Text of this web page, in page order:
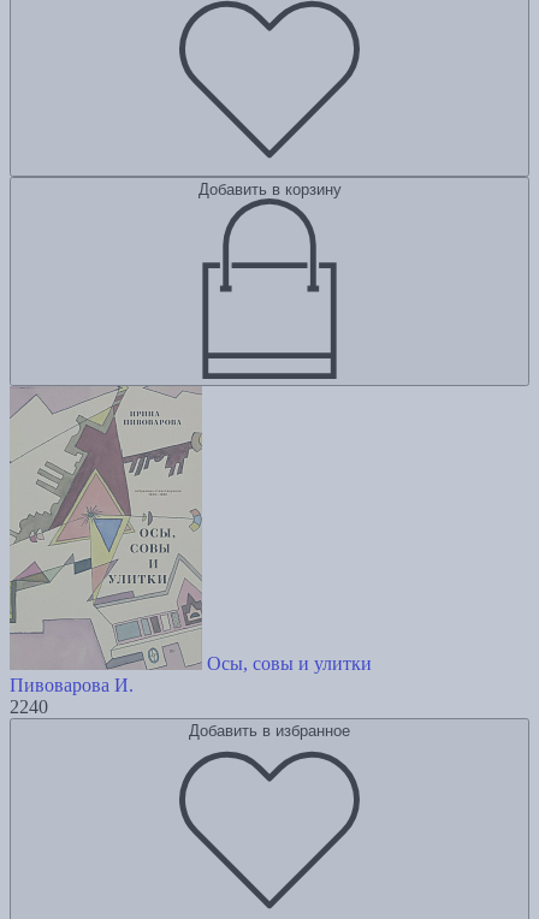
Добавить в корзину
Осы, совы и улитки
Пивоварова И.
2240
Добавить в избранное